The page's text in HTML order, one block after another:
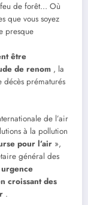
feu de forêt… Où
que vous soyez
presque
être
de renom , la
décès prématurés
de l’air
à la pollution
pour l’air »,
général des
urgence
croissant des
.